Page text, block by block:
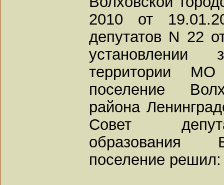
2010 от
депутатов N 22
установлении
территории МО
поселение
района
Совет
образования
поселение решил: